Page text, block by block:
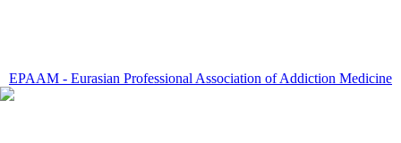
EPAAM - Eurasian Professional Association of Addiction Medicine